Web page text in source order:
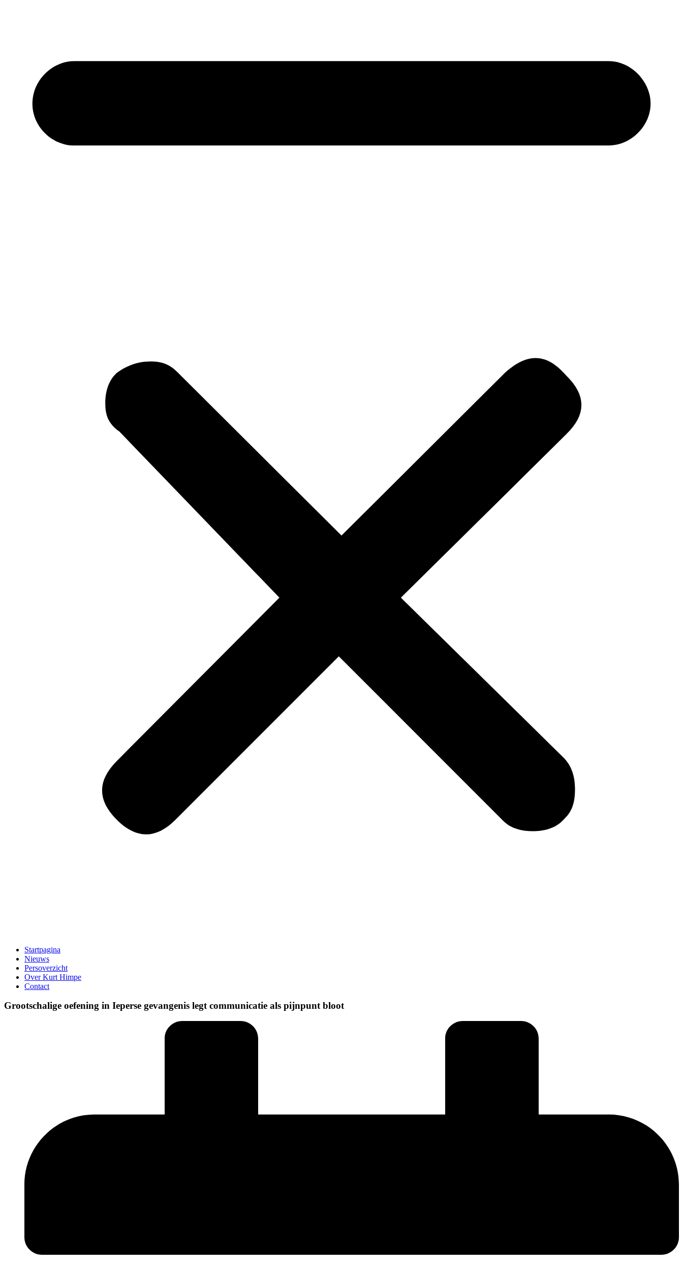
Startpagina
Nieuws
Persoverzicht
Over Kurt Himpe
Contact
Grootschalige oefening in Ieperse gevangenis legt communicatie als pijnpunt bloot